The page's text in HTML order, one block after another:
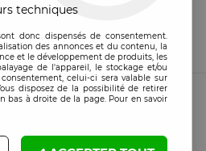
techniques
donc dispensés de consentement.
des annonces et du contenu, la
et le développement de produits, les
de l'appareil, le stockage et/ou
celui-ci sera valable sur
disposez de la possibilité de retirer
à droite de la page. Pour en savoir